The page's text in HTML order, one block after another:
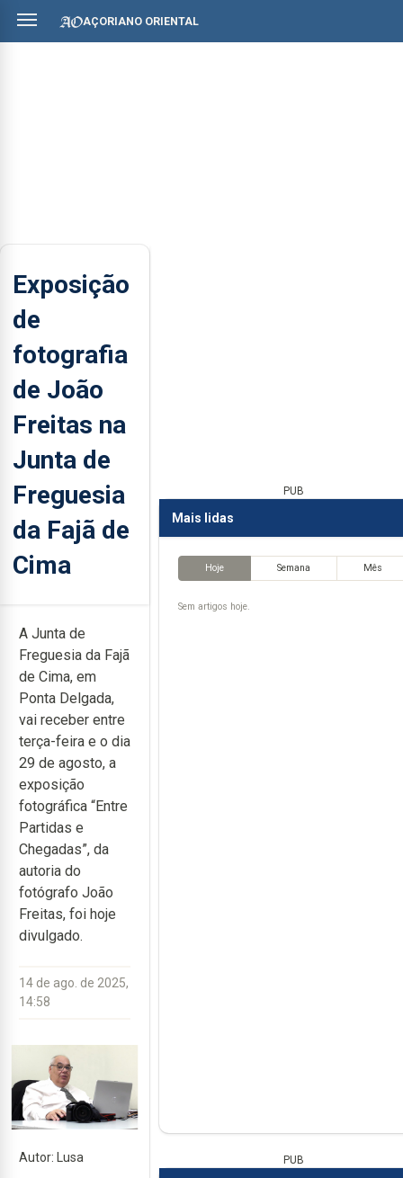
AÇORIANO ORIENTAL
Exposição
de
fotografia
de João
Freitas na
Junta de
Freguesia
da Fajã de
Cima
A Junta de
Freguesia da Fajã
de Cima, em
Ponta Delgada,
vai receber entre
terça-feira e o dia
29 de agosto, a
exposição
fotográfica “Entre
Partidas e
Chegadas”, da
autoria do
fotógrafo João
Freitas, foi hoje
divulgado.
14 de ago. de 2025,
14:58
Autor: Lusa
PUB
Mais lidas
Hoje Semana Mês
Sem artigos hoje.
PUB